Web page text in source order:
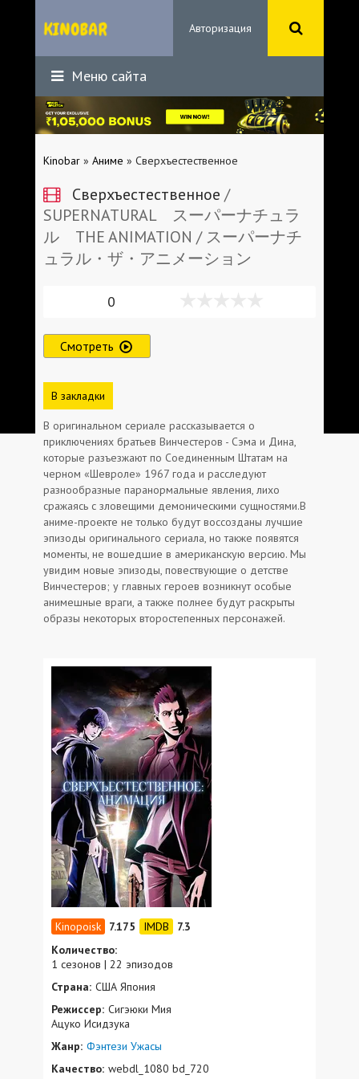
Авторизация
Меню сайта
Kinobar » Аниме » Сверхъестественное
Сверхъестественное /
SUPERNATURAL スーパーナチュラ
ル THE ANIMATION / スーパーナチ
ュラル・ザ・アニメーション
0
Смотреть
В закладки
В оригинальном сериале рассказывается о
приключениях братьев Винчестеров - Сэма и Дина,
которые разъезжают по Соединенным Штатам на
черном «Шевроле» 1967 года и расследуют
разнообразные паранормальные явления, лихо
сражаясь с зловещими демоническими сущностями.В
аниме-проекте не только будут воссозданы лучшие
эпизоды оригинального сериала, но также появятся
моменты, не вошедшие в американскую версию. Мы
увидим новые эпизоды, повествующие о детстве
Винчестеров; у главных героев возникнут особые
анимешные враги, а также полнее будут раскрыты
образы некоторых второстепенных персонажей.
7.175
7.3
Количество:
1 сезонов | 22 эпизодов
Страна: США Япония
Режиссер: Сигэюки Мия
Ацуко Исидзука
Жанр: Фэнтези Ужасы
Качество: webdl_1080 bd_720